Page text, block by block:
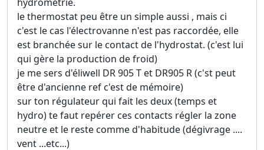
le thermostat peu être un simple aussi , mais ci
c'est le cas l'électrovanne n'est pas raccordée, elle
est branchée sur le contact de l'hydrostat. (c'est lui
qui gère la production de froid)
je me sers d'éliwell DR 905 T et DR905 R (c'st peut
être d'ancienne ref c'est de mémoire)
sur ton régulateur qui fait les deux (temps et
hydro) te faut repérer ces contacts régler la zone
neutre et le reste comme d'habitude (dégivrage ....
vent ...etc...)